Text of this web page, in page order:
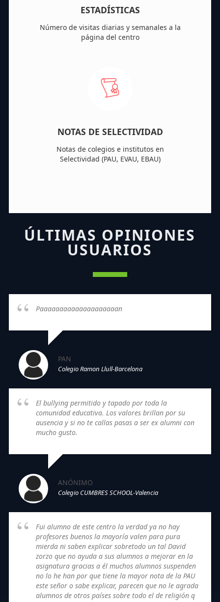
ESTADÍSTICAS
Número de visitas diarias y semanales a la
página del centro
NOTAS DE SELECTIVIDAD
Notas de colegios e institutos en
Selectividad (PAU, EVAU, EBAU)
ÚLTIMAS OPINIONES
USUARIOS
Paaaaaaaaaaaaaaaaaaaan
PAN
Colegio Ramon Llull-Barcelona
El bullying permitido y tapado por toda la
comunidad educativa. Los valores brillan por su
ausencia y si no te callas pasas a ser ex alumni con
mucho gusto.
ANÓNIMO
Colegio CUMBRES SCHOOL-Valencia
Fui alumno de este centro la verdad ya no hay
profesores buenos la mayoría valen para pura
mierda ni saben explicar sobretodo un tal David
zorzo que no ayuda a sus alumnos a mejorar en la
asignatura gracias a él muchos alumnos suspenden
no lo he han por que tiene la mayor nota de la PAU
este señor o sabe explicar, parecen que no le agrada
alumnos de otros países sobre todo el de religión q